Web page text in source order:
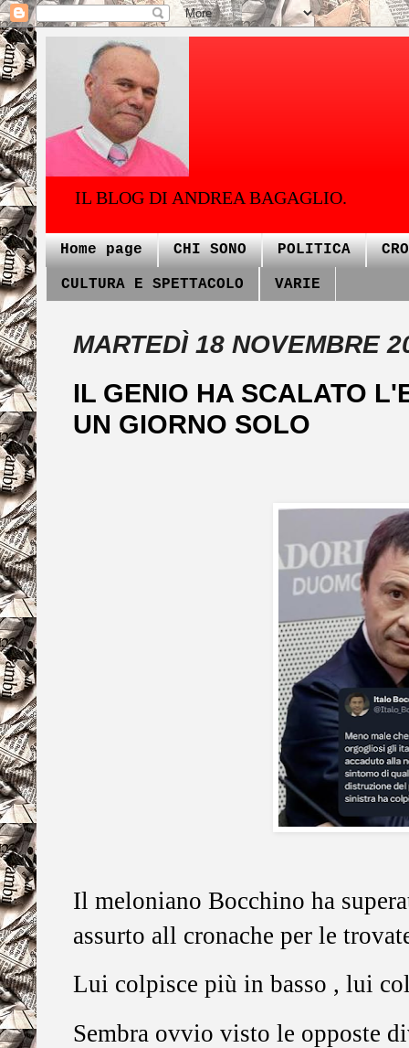
IL BLOG DI ANDREA BAGAGLIO.
Home page CHI SONO POLITICA
CULTURA E SPETTACOLO VARIE
MARTEDÌ 18 NOVEMBRE
IL GENIO HA SCALATO
UN GIORNO SOLO
Il meloniano Bocchino ha
assurto all cronache per le
Lui colpisce più in basso , lui
Sembra ovvio visto le opposte